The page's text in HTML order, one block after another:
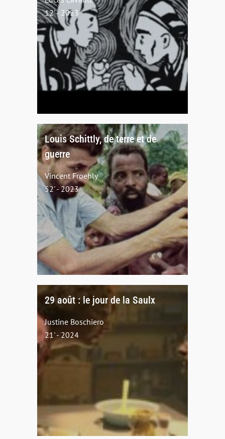
12' - 2023
Louis Schittly, de terre et de
guerre
Vincent Froehly
52' - 2023
29 août : le jour de la Saulx
Justine Boschiero
21' - 2024